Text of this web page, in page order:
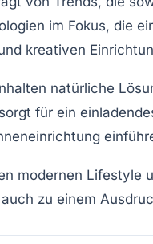
im Fokus, die
kreativen
natürliche
für ein
modernen Lifestyle
zu einem